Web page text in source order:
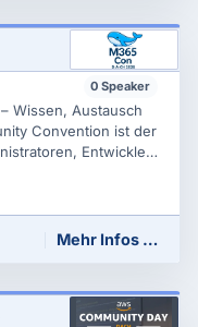
0 Speaker
Wissen, Austausch
Convention ist der
Entwickler
und
Mehr Infos …